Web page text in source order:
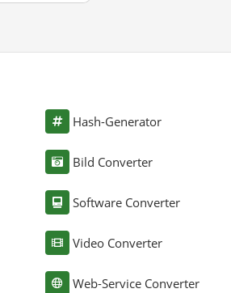
Hash-Generator
Bild Converter
Software Converter
Video Converter
Web-Service Converter